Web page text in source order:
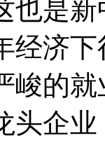
也是
经济
峻的
头企